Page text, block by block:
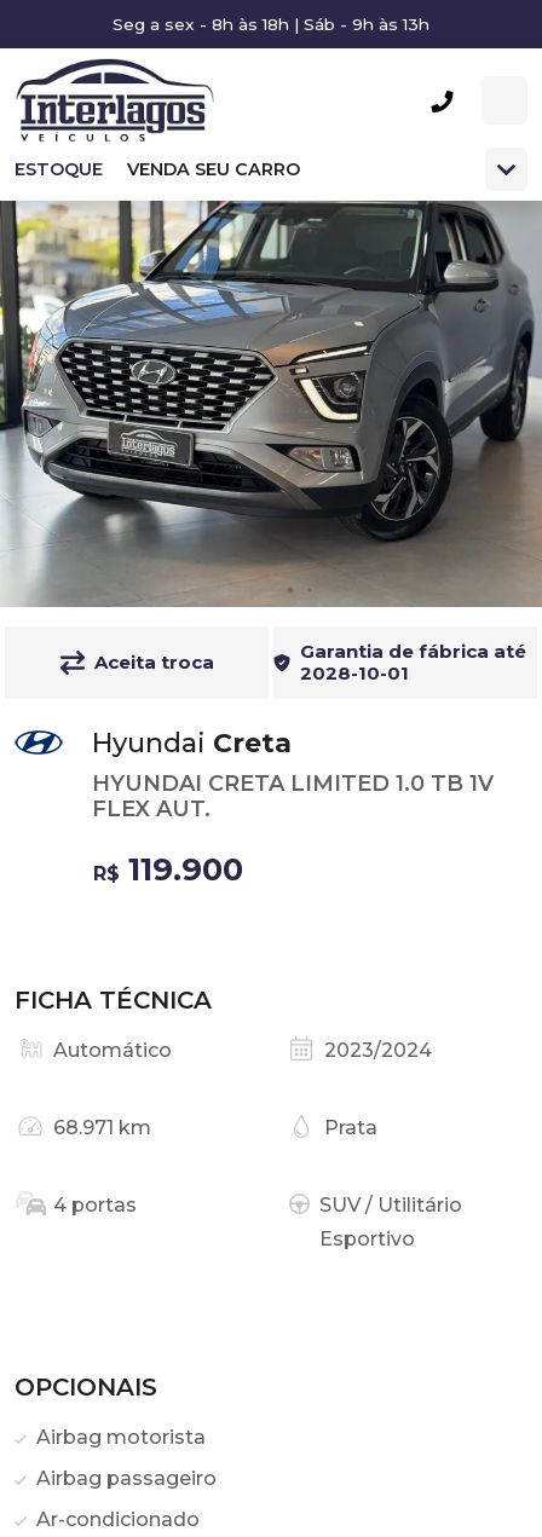
Seg a sex - 8h às 18h | Sáb - 9h às 13h
ESTOQUE VENDA SEU CARRO
Aceita troca
Garantia de fábrica até
2028-10-01
Hyundai Creta
HYUNDAI CRETA LIMITED 1.0 TB 1V
FLEX AUT.
R$ 119.900
FICHA TÉCNICA
Automático 2023/2024
68.971 km Prata
4 portas
SUV / Utilitário
Esportivo
OPCIONAIS
Airbag motorista
Airbag passageiro
Ar-condicionado